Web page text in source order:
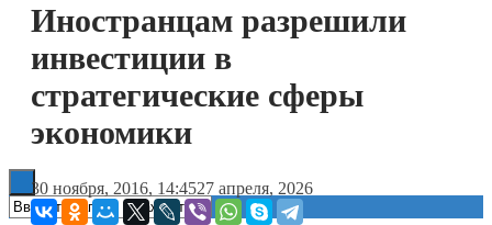
Книги
Иностранцам разрешили
инвестиции в
стратегические сферы
экономики
30 ноября, 2016, 14:4527 апреля, 2026